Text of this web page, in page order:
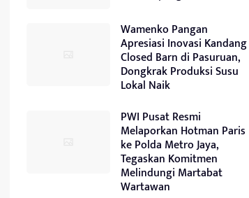
Wamenko Pangan
Apresiasi Inovasi Kandang
Closed Barn di Pasuruan,
Dongkrak Produksi Susu
Lokal Naik
PWI Pusat Resmi
Melaporkan Hotman Paris
ke Polda Metro Jaya,
Tegaskan Komitmen
Melindungi Martabat
Wartawan